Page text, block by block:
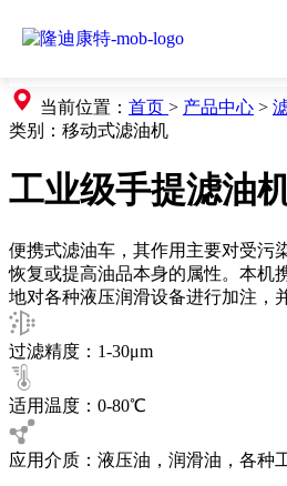
当前位置： 首页 > 产品中心 >
类别： 移动式滤油机
工业级手提滤油
便携式滤油车，其作用主要对受污
恢复或提高油品本身的属性。本机
地对各种液压润滑设备进行加注，
过滤精度：1-30μm
适用温度：0-80℃
应用介质：液压油，润滑油，各种